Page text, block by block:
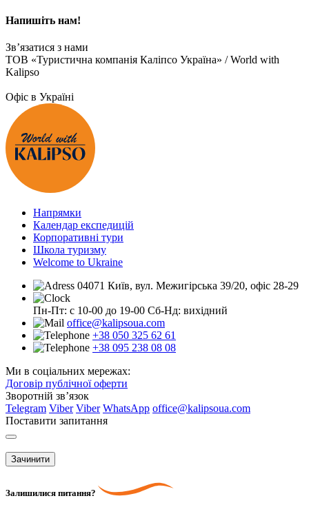
Напишіть нам!
Зв’язатися з нами
ТОВ «Туристична компанія Каліпсо Україна» / World with
Kalipso
Офіс в Україні
Напрямки
Календар експедицій
Корпоративні тури
Школа туризму
Welcome to Ukraine
04071 Київ, вул. Межигірська 39/20, офіс 28-29
Пн-Пт: с 10-00 до 19-00 Сб-Нд: вихідний
office@kalipsoua.com
+38 050 325 62 61
+38 095 238 08 08
Ми в соціальних мережах:
Договір публічної оферти
Зворотній зв’язок
Telegram Viber Viber WhatsApp office@kalipsoua.com
Поставити запитання
Зачинити
Залишилися питання?